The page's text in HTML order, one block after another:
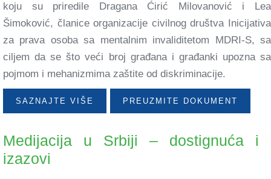
koju su priredile Dragana Ćirić Milovanović i Lea
Šimoković, članice organizacije civilnog društva Inicijativa
za prava osoba sa mentalnim invaliditetom MDRI-S, sa
ciljem da se što veći broj građana i građanki upozna sa
pojmom i mehanizmima zaštite od diskriminacije.
SAZNAJTE VIŠE PREUZMITE DOKUMENT
Medijacija u Srbiji – dostignuća i
izazovi